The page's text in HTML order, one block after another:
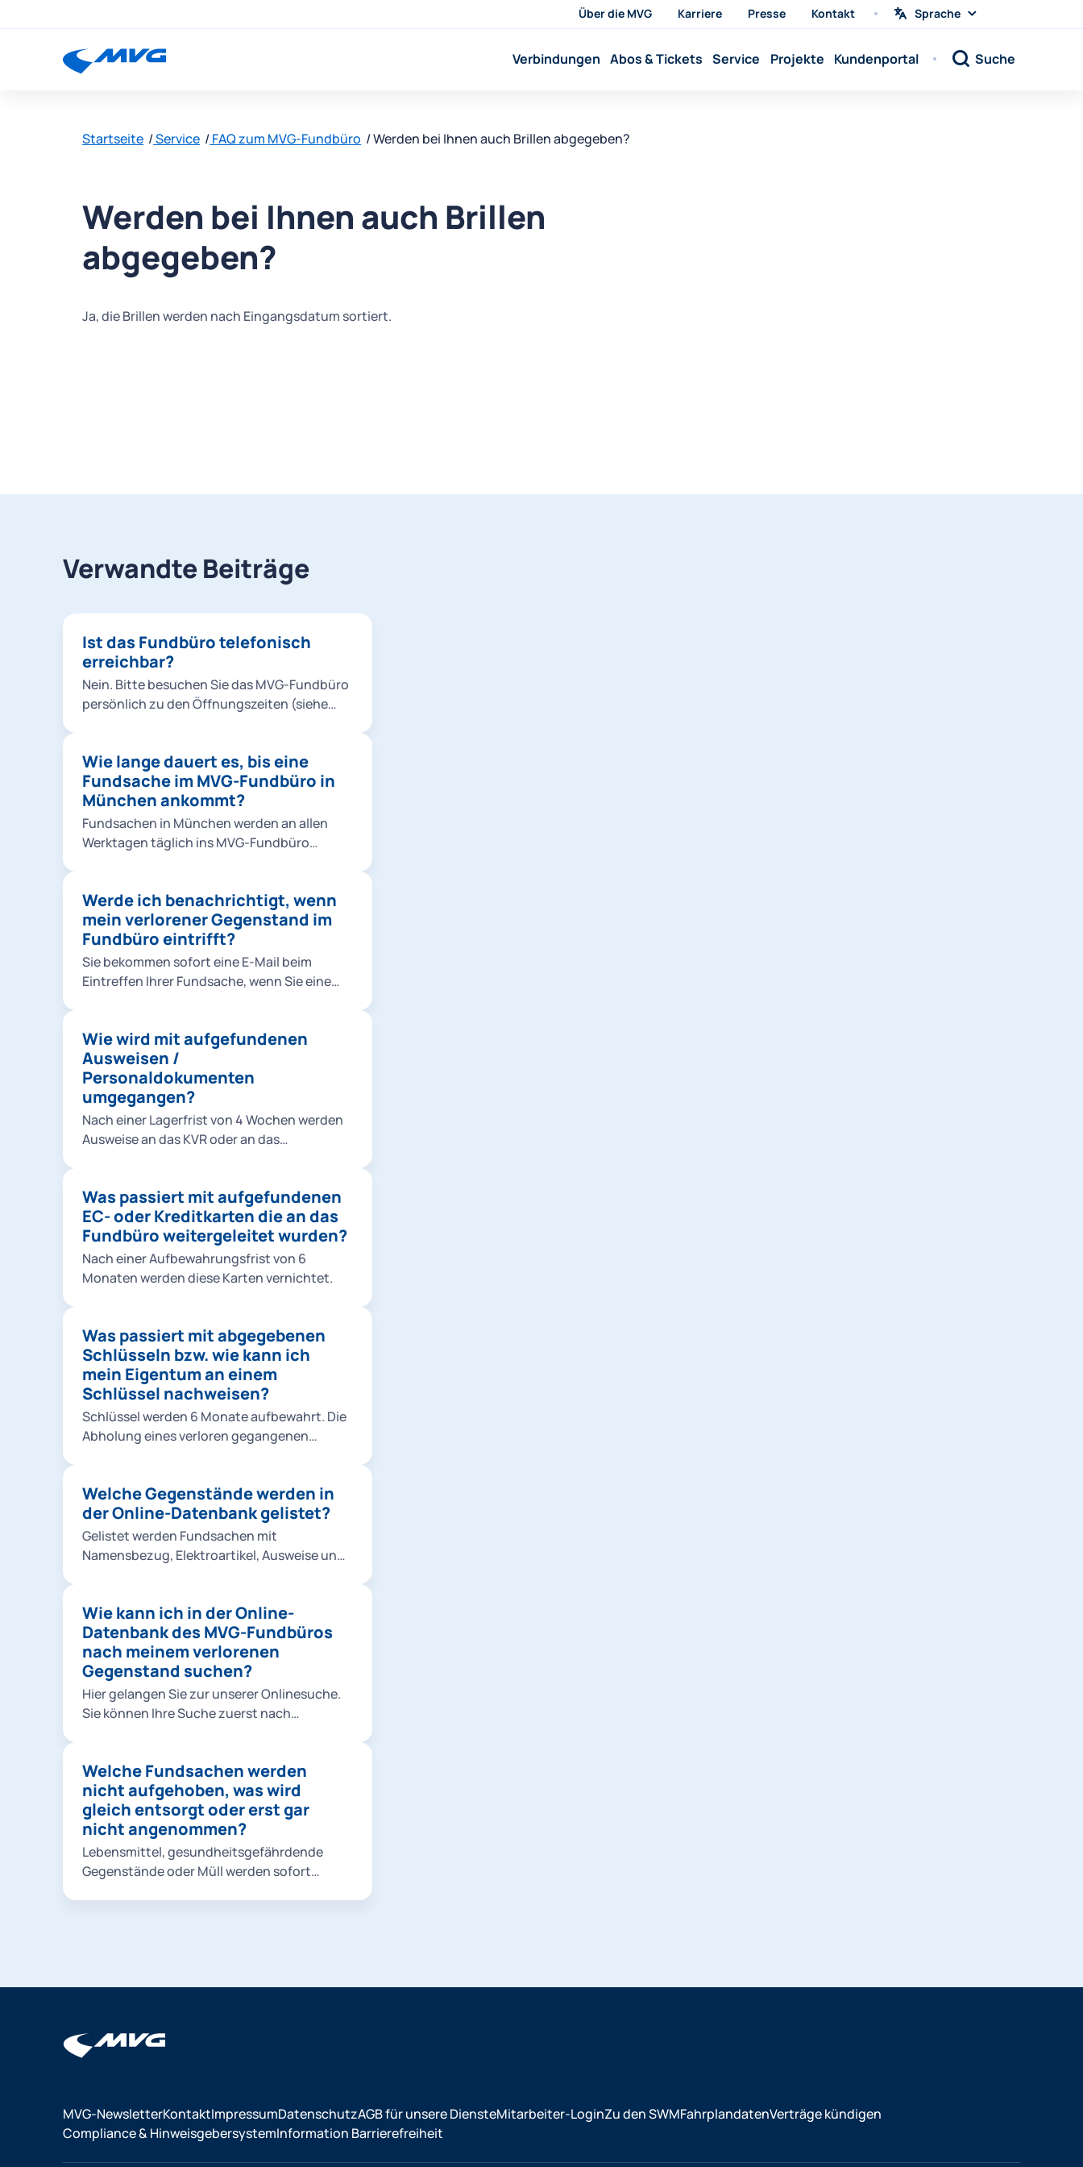
Über die MVG Karriere Presse Kontakt
Sprache
Sprache
Verbindungen Abos & Tickets Service Projekte Kundenportal Suche
Startseite Service FAQ zum MVG-Fundbüro Werden bei Ihnen auch Brillen abgegeben?
Werden bei Ihnen auch Brillen
abgegeben?
Ja, die Brillen werden nach Eingangsdatum sortiert.
Verwandte Beiträge
Ist das Fundbüro telefonisch
erreichbar?
Nein. Bitte besuchen Sie das MVG-Fundbüro
persönlich zu den Öffnungszeiten (siehe
Wie lange dauert es, bis eine
Fundsache im MVG-Fundbüro in
München ankommt?
Fundsachen in München werden an allen
Werktagen täglich ins MVG-Fundbüro
Werde ich benachrichtigt, wenn
mein verlorener Gegenstand im
Fundbüro eintrifft?
Sie bekommen sofort eine E-Mail beim
Eintreffen Ihrer Fundsache, wenn Sie eine
Wie wird mit aufgefundenen
Ausweisen /
Personaldokumenten
umgegangen?
Nach einer Lagerfrist von 4 Wochen werden
Ausweise an das KVR oder an das
Was passiert mit aufgefundenen
EC- oder Kreditkarten die an das
Fundbüro weitergeleitet wurden?
Nach einer Aufbewahrungsfrist von 6
Monaten werden diese Karten vernichtet.
Was passiert mit abgegebenen
Schlüsseln bzw. wie kann ich
mein Eigentum an einem
Schlüssel nachweisen?
Schlüssel werden 6 Monate aufbewahrt. Die
Abholung eines verloren gegangenen
(Zweitschlüssels) möglich.
Welche Gegenstände werden in
der Online-Datenbank gelistet?
Gelistet werden Fundsachen mit
Namensbezug, Elektroartikel, Ausweise und
und sonstige wertige Fundgegenstände.
Hier kommen Sie zur Online-Datenbank.
Wie kann ich in der Online-
Datenbank des MVG-Fundbüros
nach meinem verlorenen
Gegenstand suchen?
Hier gelangen Sie zur unserer Onlinesuche.
Sie können Ihre Suche zuerst nach
beschreiben Sie die Fundsache und drücken
anschließend auf den Button "Suche
starten". Jetzt können Sie aus dem
Suchergebnis auswählen oder das
Suchergebnis durch Eingabe eines
Stichworts weiter einschränken. Um nähere
Welche Fundsachen werden
nicht aufgehoben, was wird
gleich entsorgt oder erst gar
nicht angenommen?
Lebensmittel, gesundheitsgefährdende
Gegenstände oder Müll werden sofort
MVG-NewsletterKontaktImpressumDatenschutzAGB für unsere DiensteMitarbeiter-LoginZu den SWMFahrplandatenVerträge kündigen
Compliance & HinweisgebersystemInformation Barrierefreiheit